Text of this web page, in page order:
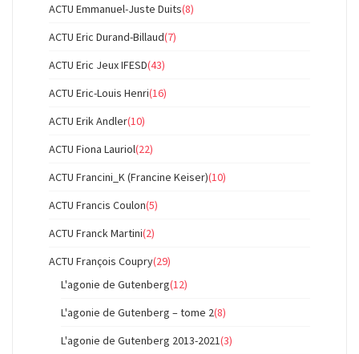
ACTU Emmanuel-Juste Duits(8)
ACTU Eric Durand-Billaud(7)
ACTU Eric Jeux IFESD(43)
ACTU Eric-Louis Henri(16)
ACTU Erik Andler(10)
ACTU Fiona Lauriol(22)
ACTU Francini_K (Francine Keiser)(10)
ACTU Francis Coulon(5)
ACTU Franck Martini(2)
ACTU François Coupry(29)
L'agonie de Gutenberg(12)
L'agonie de Gutenberg – tome 2(8)
L'agonie de Gutenberg 2013-2021(3)